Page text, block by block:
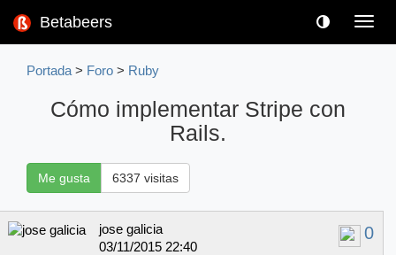
Betabeers
Portada > Foro > Ruby
Cómo implementar Stripe con
Rails.
Me gusta 6337 visitas
0
jose galicia
03/11/2015 22:40